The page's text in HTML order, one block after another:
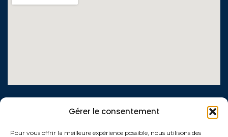
Gérer le consentement
Pour vous offrir la meilleure expérience possible, nous utilisons des
LIENS UTILES